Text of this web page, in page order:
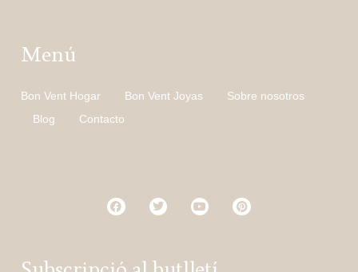
Menú
Bon Vent Hogar Bon Vent Joyas
Sobre nosotros
Blog
Contacto